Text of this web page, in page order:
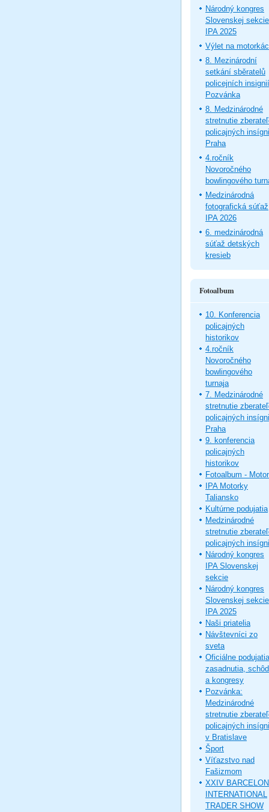
Národný kongres
Slovenskej sekcie
IPA 2025
Výlet na
8. Mezinárodní
setkání sběratelů
policejních
Pozvánka
8. Medzinárodné
stretnutie
policajných
Praha
4.ročník
Novoročného
bowlingového
Medzinárodná
fotografická súťaž
IPA 2026
6. medzinárodná
súťaž detských
kresieb
Fotoalbum
10. Konferencia
policajných
historikov
4.ročník
Novoročného
bowlingového
turnaja
7. Medzinárodné
stretnutie
policajných
Praha
9. konferencia
policajných
historikov
Fotoalbum -
IPA Motorky
Taliansko
Kultúrne podujatia
Medzinárodné
stretnutie
policajných
Národný kongres
IPA Slovenskej
sekcie
Národný kongres
Slovenskej sekcie
IPA 2025
Naši priatelia
Návštevníci zo
sveta
Oficiálne
zasadnutia,
a kongresy
Pozvánka:
Medzinárodné
stretnutie
policajných
v Bratislave
Šport
Víťazstvo nad
Fašizmom
XXIV
INTERNATIONAL
TRADER SHOW